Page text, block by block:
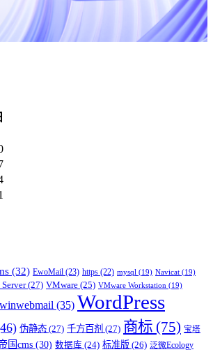
(32) EwoMail (23) https (22) mysql (19) Navicat (19)
(27) VMware (25) VMware Workstation (19)
winwebmail (35) WordPress
伪静态 (27) 千方百剂 (27) 商标 (75) 宝塔
国cms (30) 数据库 (24) 标准版 (26) 泛微Ecology